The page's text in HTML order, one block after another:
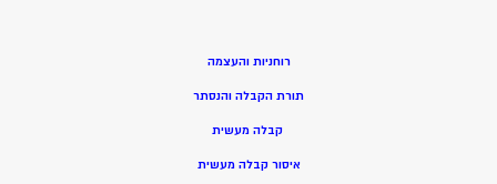
רוחניות והעצמה
תורת הקבלה והנסתר
קבלה מעשית
איסור קבלה מעשית